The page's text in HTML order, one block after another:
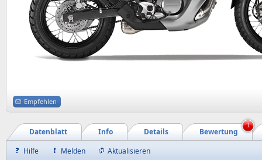
Empfehlen
Bewertung
Details
Info
Datenblatt
1
Hilfe Melden Aktualisieren